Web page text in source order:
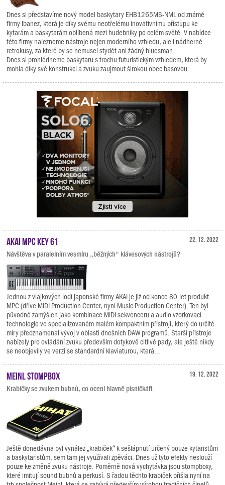
Dnes si představíme nový model baskytary EHB1265MS-NML od známé
firmy Ibanez, která je díky svému neotřelému inovativnímu přístupu ke
kytarám a baskytarám oblíbená mezi hudebníky po celém světě. V nabídce
této firmy nalezneme nástroje nejen moderního vzhledu, ale i nádherné
retrokusy, za které by se nemusel stydět ani žádný bluesman.
Dnes si prohlédneme baskytaru s trochu futuristickým vzhledem, která by
mohla díky své konstrukci a zvuku zaujmout širokou obec basovou....
22. 12. 2022
AKAI MPC Key 61
Návštěva v paralelním vesmíru „běžných“ klávesových nástrojů?
Jednou z vlajkových lodí japonské firmy AKAI je již od konce 80.let produkt
MPC (dříve MIDI Production Center, nyní Music Production Center). Ten byl
původně zamýšlen jako kombinace MIDI sekvenceru a audio vzorkovací
technologie ve specializovaném malém kompaktním přístroji, který do určité
míry předznamenal vývoj v oblasti dnešních DAW programů. Starší přístroje
nabízely pro ovládání zvuku především dotykově citlivé pady, ale ještě nikdy
se neobjevily ve verzi se standardní klaviaturou, která...
19. 12. 2022
Meinl Stompbox
Krabičky se zvukem bubnů, co ocení hlavně písničkáři.
Ještě donedávna byl vynález „krabiček“ k sešlápnutí určený pouze kytaristům
a baskytaristům, sem tam jej využívali zpěváci. Dnes už tyto efekty neslouží
pouze ke změně zvuku nástroje. Poměrně nová vychytávka jsou stompboxy,
které imitují sound bubnů a perkusí. S řadou těchto krabiček přišla nyní na